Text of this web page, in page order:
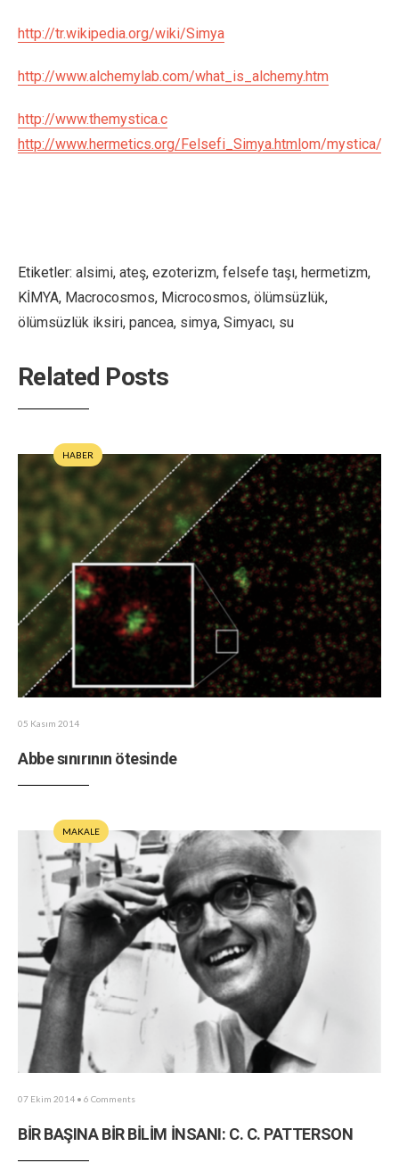
http://tr.wikipedia.org/wiki/Simya
http://www.alchemylab.com/what_is_alchemy.htm
http://www.themystica.c
http://www.hermetics.org/Felsefi_Simya.htmlom/mystica/
Etiketler: alsimi, ateş, ezoterizm, felsefe taşı, hermetizm,
KİMYA, Macrocosmos, Microcosmos, ölümsüzlük,
ölümsüzlük iksiri, pancea, simya, Simyacı, su
Related Posts
HABER
05 Kasım 2014
Abbe sınırının ötesinde
MAKALE
07 Ekim 2014 • 6 Comments
BİR BAŞINA BİR BİLİM İNSANI: C. C. PATTERSON